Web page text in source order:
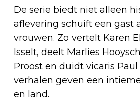
De serie biedt niet alleen
aflevering schuift een gast
vrouwen. Zo vertelt Karen
Isselt, deelt Marlies
Proost en duidt vicaris
verhalen geven een
en land.